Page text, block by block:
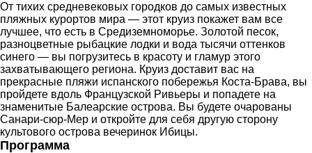
От тихих средневековых городков до самых известных
пляжных курортов мира — этот круиз покажет вам все
лучшее, что есть в Средиземноморье. Золотой песок,
разноцветные рыбацкие лодки и вода тысячи оттенков
синего — вы погрузитесь в красоту и гламур этого
захватывающего региона. Круиз доставит вас на
прекрасные пляжи испанского побережья Коста-Брава, вы
пройдете вдоль Французской Ривьеры и попадете на
знаменитые Балеарские острова. Вы будете очарованы
Санари-сюр-Мер и откройте для себя другую сторону
культового острова вечеринок Ибицы.
Программа